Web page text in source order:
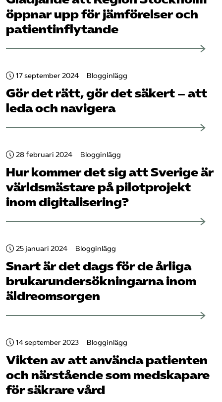
öppnar upp för jämförelser och
patientinflytande
17 september 2024 Blogginlägg
Gör det rätt, gör det säkert – att
leda och navigera
28 februari 2024 Blogginlägg
Hur kommer det sig att Sverige är
världsmästare på pilotprojekt
inom digitalisering?
25 januari 2024 Blogginlägg
Snart är det dags för de årliga
brukar­undersökningarna inom
äldreomsorgen
14 september 2023 Blogginlägg
Vikten av att använda patienten
och närstående som medskapare
för säkrare vård